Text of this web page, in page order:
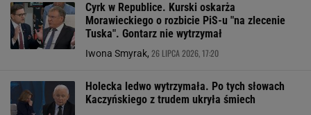
Cyrk w Republice. Kurski oskarża
Morawieckiego o rozbicie PiS-u "na zlecenie
Tuska". Gontarz nie wytrzymał
Iwona Smyrak, 26 LIPCA 2026, 17:20
Holecka ledwo wytrzymała. Po tych słowach
Kaczyńskiego z trudem ukryła śmiech